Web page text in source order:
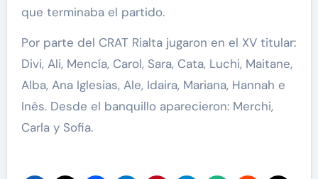
que terminaba el partido.
Por parte del CRAT Rialta jugaron en el XV titular:
Divi, Ali, Mencía, Carol, Sara, Cata, Luchi, Maitane,
Alba, Ana Iglesias, Ale, Idaira, Mariana, Hannah e
Inês. Desde el banquillo aparecieron: Merchi,
Carla y Sofia.